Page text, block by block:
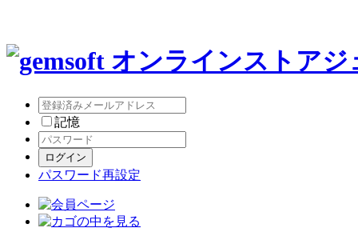
ジ
記憶
パスワード再設定